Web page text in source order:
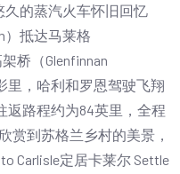
的蒸汽火车怀旧回忆
）抵达马莱格
桥（Glenfinnan
里，哈利和罗恩驾驶飞翔
返路程约为84英里，全程
赏到苏格兰乡村的美景，
Carlisle定居卡莱尔 Settle